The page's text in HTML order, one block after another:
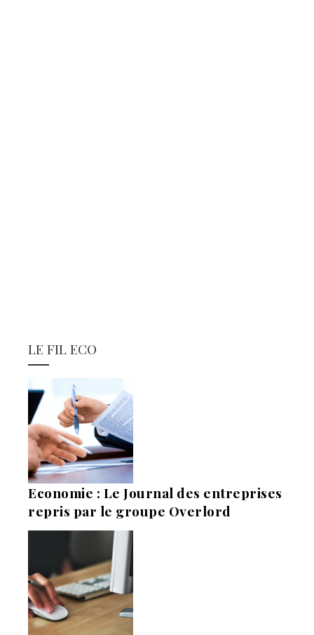
LE FIL ECO
Economie : Le Journal des entreprises
repris par le groupe Overlord